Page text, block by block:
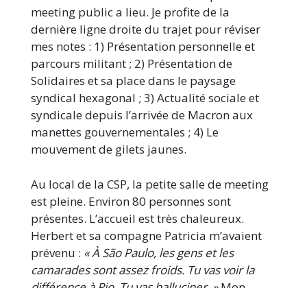
meeting public a lieu. Je profite de la
dernière ligne droite du trajet pour réviser
mes notes : 1) Présentation personnelle et
parcours militant ; 2) Présentation de
Solidaires et sa place dans le paysage
syndical hexagonal ; 3) Actualité sociale et
syndicale depuis l’arrivée de Macron aux
manettes gouvernementales ; 4) Le
mouvement de gilets jaunes.
Au local de la CSP, la petite salle de meeting
est pleine. Environ 80 personnes sont
présentes. L’accueil est très chaleureux.
Herbert et sa compagne Patricia m’avaient
prévenu : « À São Paulo, les gens et les
camarades sont assez froids. Tu vas voir la